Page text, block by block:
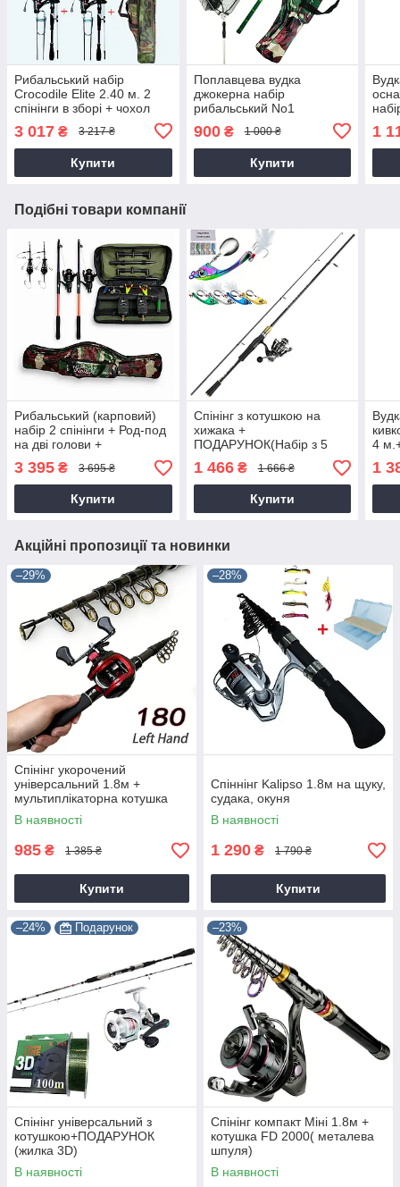
Рибальський набір
Crocodile Elite 2.40 м. 2
спінінги в зборі + чохол
3 017 ₴ 3 217 ₴
Купити
Поплавцева вудка
джокерна набір
рибальський No1
900₴ 1 000 ₴
Купити
1
Подібні товари компанії
Рибальський (карповий)
набір 2 спінінги + Род-под
на дві голови +
сигналізатори + чохол
3 395 ₴ 3 695 ₴
Купити
Спінінг з котушкою на
хижака +
ПОДАРУНОК(Набір з 5
преміум металевих
спіннербейтів )
1 466₴ 1 666 ₴
Купити
4
1
Акційні пропозиції та новинки
–29%
Спінінг укорочений
універсальний 1.8м +
мультиплікаторна котушка
В наявності
985 ₴ 1 385 ₴
Купити
–28%
Спіннінг Kalipso 1.8м на щуку,
судака, окуня
В наявності
1 290 ₴ 1 790 ₴
Купити
–24% Подарунок
Спінінг універсальний з
котушкою+ПОДАРУНОК
(жилка 3D)
В наявності
–23%
Спінінг компакт Міні 1.8м +
котушка FD 2000( металева
шпуля)
В наявності